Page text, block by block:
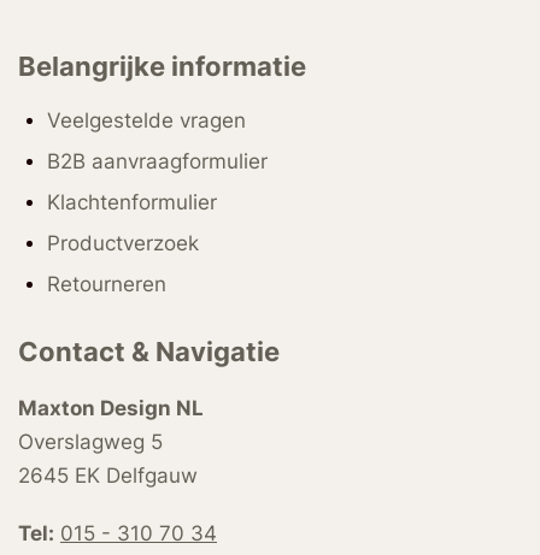
Belangrijke informatie
Veelgestelde vragen
B2B aanvraagformulier
Klachtenformulier
Productverzoek
Retourneren
Contact & Navigatie
Maxton Design NL
Overslagweg 5
2645 EK Delfgauw
Tel: 015 - 310 70 34